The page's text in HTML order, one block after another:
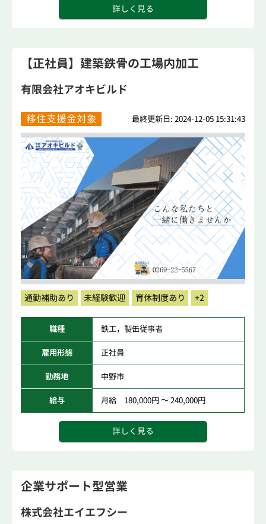
詳しく見る
【正社員】建築鉄骨の工場内加工
有限会社アオキビルド
移住支援金対象 最終更新日: 2024-12-05 15:31:43
通勤補助あり 未経験歓迎 育休制度あり +2
職種 鉄工，製缶従事者
雇用形態 正社員
勤務地 中野市
給与 月給 180,000円 ～ 240,000円
詳しく見る
企業サポート型営業
株式会社エイエフシー